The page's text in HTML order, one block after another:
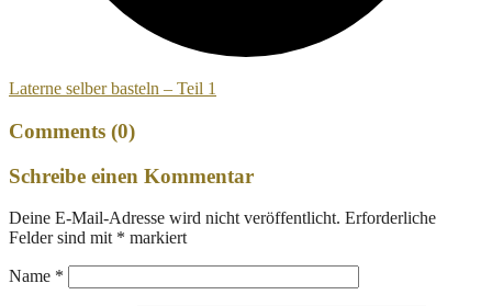
Laterne selber basteln – Teil 1
Comments (0)
Schreibe einen Kommentar
Deine E-Mail-Adresse wird nicht veröffentlicht. Erforderliche
Felder sind mit * markiert
Name *